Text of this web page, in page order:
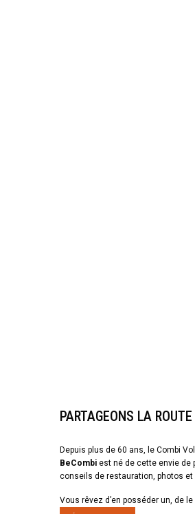
PARTAGEONS LA ROUTE
Depuis plus de 60 ans, le Combi
BeCombi est né de cette envie de
conseils de restauration, photos et
Vous rêvez d’en posséder un, de